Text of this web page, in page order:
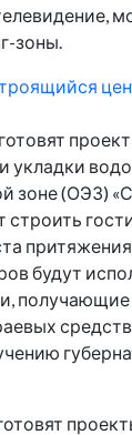
зоны.
укладки
зоне (ОЭЗ)
строить
будут
получающие